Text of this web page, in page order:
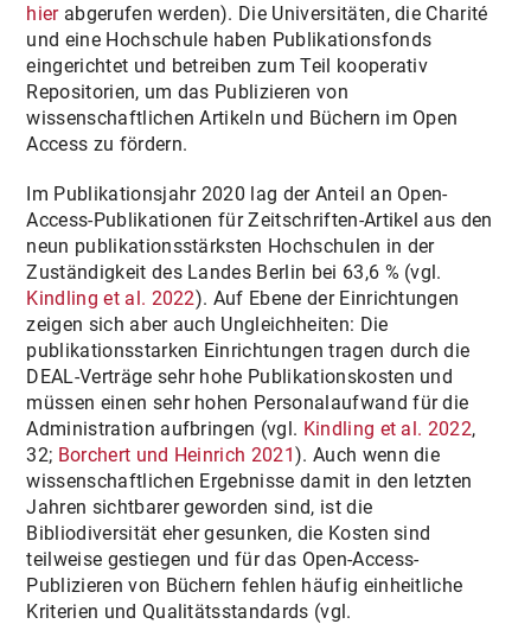
hier abgerufen werden). Die Universitäten, die Charité
und eine Hochschule haben Publikationsfonds
eingerichtet und betreiben zum Teil kooperativ
Repositorien, um das Publizieren von
wissenschaftlichen Artikeln und Büchern im Open
Access zu fördern.
Im Publikationsjahr 2020 lag der Anteil an Open-
Access-Publikationen für Zeitschriften-Artikel aus den
neun publikationsstärksten Hochschulen in der
Zuständigkeit des Landes Berlin bei 63,6 % (vgl.
Kindling et al. 2022). Auf Ebene der Einrichtungen
zeigen sich aber auch Ungleichheiten: Die
publikationsstarken Einrichtungen tragen durch die
DEAL-Verträge sehr hohe Publikationskosten und
müssen einen sehr hohen Personalaufwand für die
Administration aufbringen (vgl. Kindling et al. 2022,
32; Borchert und Heinrich 2021). Auch wenn die
wissenschaftlichen Ergebnisse damit in den letzten
Jahren sichtbarer geworden sind, ist die
Bibliodiversität eher gesunken, die Kosten sind
teilweise gestiegen und für das Open-Access-
Publizieren von Büchern fehlen häufig einheitliche
Kriterien und Qualitätsstandards (vgl.